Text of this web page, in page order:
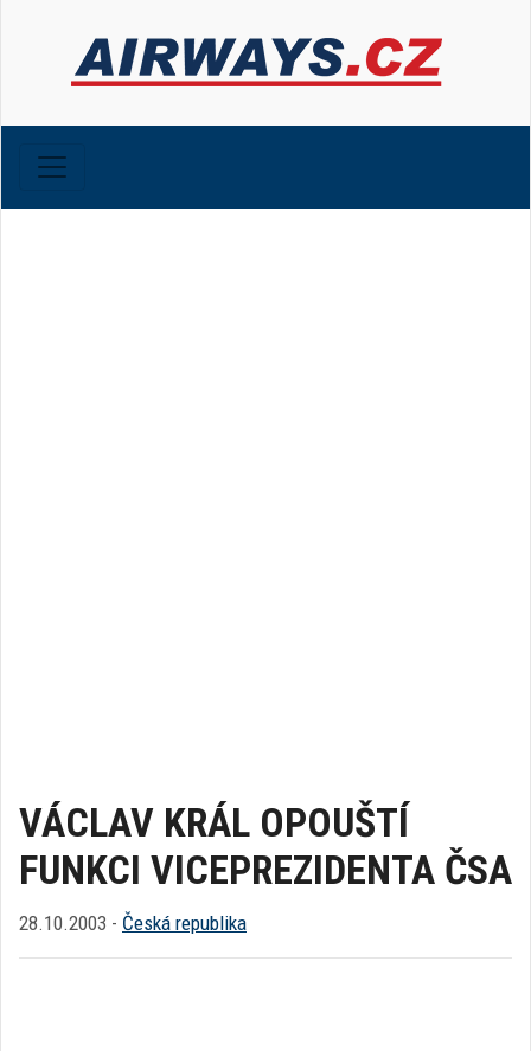
VÁCLAV KRÁL OPOUŠTÍ
FUNKCI VICEPREZIDENTA ČSA
28.10.2003 - Česká republika